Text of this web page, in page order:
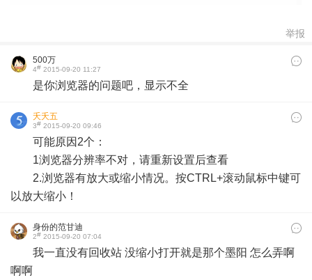
举报
500万
4# 2015-09-20 11:27
是你浏览器的问题吧，显示不全
夭夭五
3# 2015-09-20 09:46
可能原因2个：
1浏览器分辨率不对，请重新设置后查看
2.浏览器有放大或缩小情况。按CTRL+滚动鼠标中键可
以放大缩小！
身份的范甘迪
2# 2015-09-20 07:04
我一直没有回收站 没缩小打开就是那个墨阳 怎么弄啊
啊啊